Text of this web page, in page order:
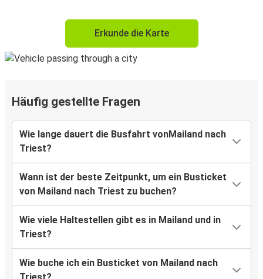
Erkunde die Karte
Häufig gestellte Fragen
Wie lange dauert die Busfahrt vonMailand nach
Triest?
Wann ist der beste Zeitpunkt, um ein Busticket
von Mailand nach Triest zu buchen?
Wie viele Haltestellen gibt es in Mailand und in
Triest?
Wie buche ich ein Busticket von Mailand nach